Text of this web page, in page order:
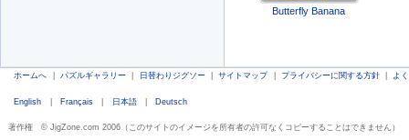
Butterfly Banana
ホームへ パズルギャラリー 日替わりジグソー サイトマップ プライバシーに関する方針 よ
English Français 日本語 Deutsch
著作権 © JigZone.com 2006（このサイトのイメージを所有者の許可なくコピーすることはできません）